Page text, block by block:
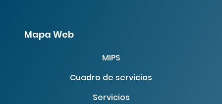
Mapa Web
MIPS
Cuadro de servicios
Servicios